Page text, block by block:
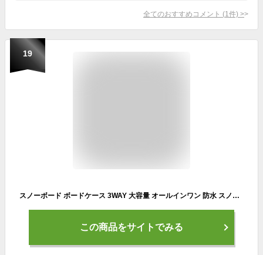
全てのおすすめコメント (1 件) >
19
スノーボード ボードケース 3WAY 大容量 オールインワン 防水 スノボ バッグ リュック ケース ～163cm対応 板 ウェア ブーツ アクセサリー 収納 スノボー メンズ レディース 無地 SBC-18BLK-145
この商品をサイトでみる